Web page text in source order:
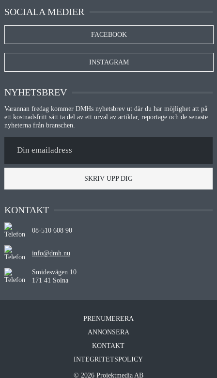
SOCIALA MEDIER
FACEBOOK
INSTAGRAM
NYHETSBREV
Varannan fredag kommer DMHs nyhetsbrev ut där du har möjlighet att på
ett kostnadsfritt sätt ta del av ett urval av artiklar, reportage och de senaste
nyheterna från branschen.
SKRIV UPP DIG
KONTAKT
08-510 608 90
info@dmh.nu
Smidesvägen 10
171 41 Solna
PRENUMERERA
ANNONSERA
KONTAKT
INTEGRITETSPOLICY
© 2026 Projektmedia AB